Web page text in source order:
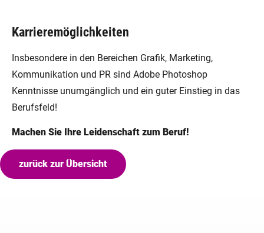
Karrieremöglichkeiten
Insbesondere in den Bereichen Grafik, Marketing,
Kommunikation und PR sind Adobe Photoshop
Kenntnisse unumgänglich und ein guter Einstieg in das
Berufsfeld!
Machen Sie Ihre Leidenschaft zum Beruf!
zurück zur Übersicht